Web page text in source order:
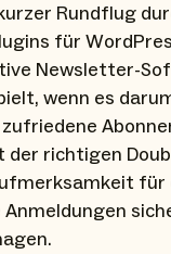
Rundflug
für
Newsletter-
wenn es
der richtigen
für